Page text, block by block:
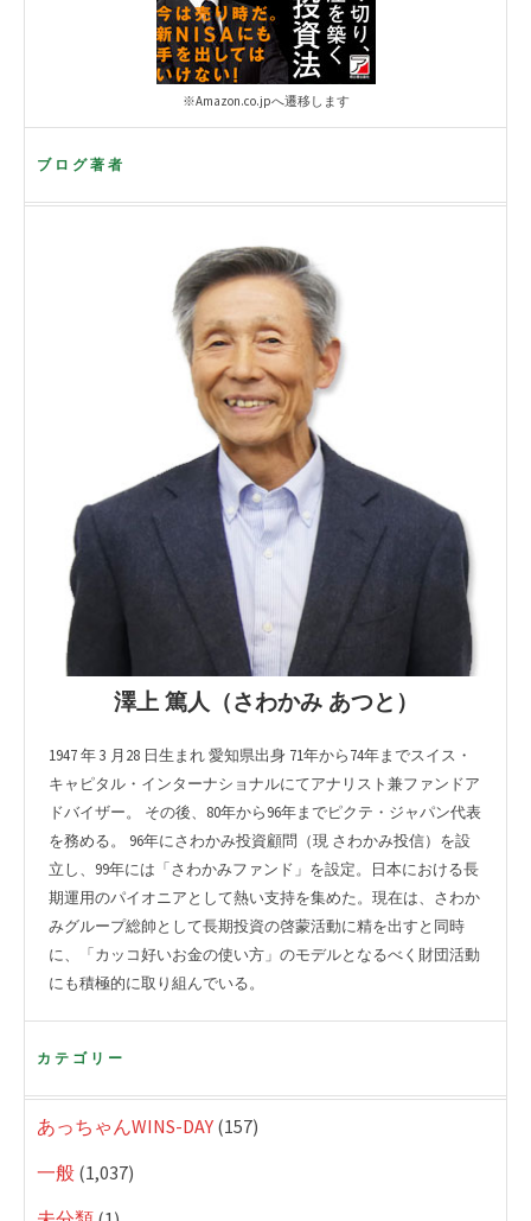
※Amazon.co.jpへ遷移します
ブログ著者
澤上 篤人（さわかみ あつと）
1947 年 3 月28 日生まれ 愛知県出身 71年から74年までスイス・
キャピタル・インターナショナルにてアナリスト兼ファンドア
ドバイザー。 その後、80年から96年までピクテ・ジャパン代表
を務める。 96年にさわかみ投資顧問（現 さわかみ投信）を設
立し、99年には「さわかみファンド」を設定。日本における長
期運用のパイオニアとして熱い支持を集めた。現在は、さわか
みグループ総帥として長期投資の啓蒙活動に精を出すと同時
に、「カッコ好いお金の使い方」のモデルとなるべく財団活動
にも積極的に取り組んでいる。
カテゴリー
あっちゃんWINS-DAY (157)
一般 (1,037)